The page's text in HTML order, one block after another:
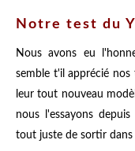
Notre test du
Nous avons eu
semble t'il apprécié nos
leur tout nouveau
nous l'essayons
tout juste de sortir dans